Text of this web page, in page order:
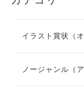
イラスト賞状（
ノージャンル（